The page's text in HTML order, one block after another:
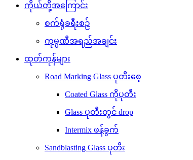
ကိုယ်တို့အကြောင်း
စက်ရုံခရီးစဉ်
ကုမ္ပဏီအရည်အချင်း
ထုတ်ကုန်များ
Road Marking Glass ပုတီးစေ့
Coated Glass ကိုပုတီး
Glass ပုတီးတွင် drop
Intermix ဖန်ခွက်
Sandblasting Glass ပုတီး